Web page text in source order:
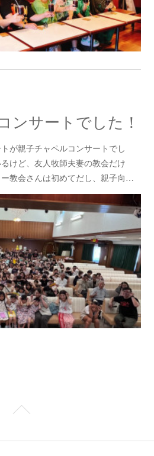
ンサートでした！
が親子チャペルコンサートでし
けど、友人牧師夫妻の教会だけ
教会さんは初めてだし、親子向…